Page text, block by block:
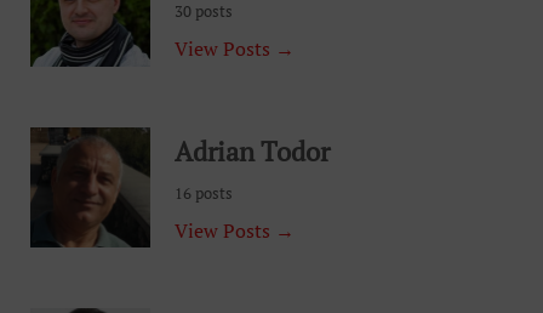
30 posts
View Posts →
Adrian Todor
16 posts
View Posts →